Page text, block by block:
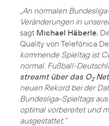
„An normalen
Veränderungen in
sagt Michael Häberle,
Quality von Telefónica
kommende Spieltag ist
normal. Fußball-
streamt über das O2
neuen Rekord bei der
Bundesliga-Spieltags
optimal vorbereitet und
ausgestattet.“